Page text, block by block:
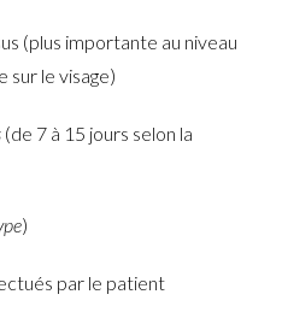
(plus importante au niveau
sur le visage)
(de 7 à 15 jours selon la
)
par le patient